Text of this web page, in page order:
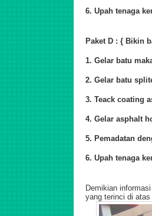
6. Upah tenaga
Paket D : { Bikin
1. Gelar batu
2. Gelar batu
3. Teack coating
4. Gelar asphalt
5. Pemadatan
6. Upah tenaga
Demikian
yang terinci di